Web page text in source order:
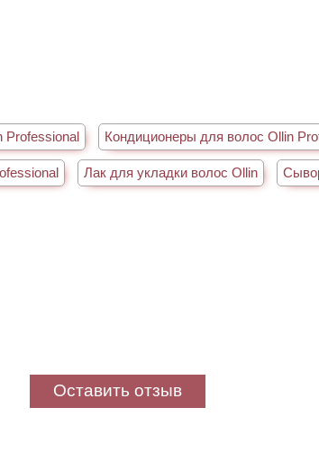
Professional Кондиционеры для волос Ollin
Лак для укладки волос Ollin
Оставить отзыв